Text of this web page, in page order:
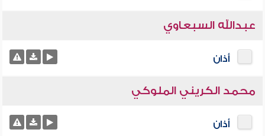
عبدالله السبعاوي
أذان
محمد الكريني الملوكي
أذان